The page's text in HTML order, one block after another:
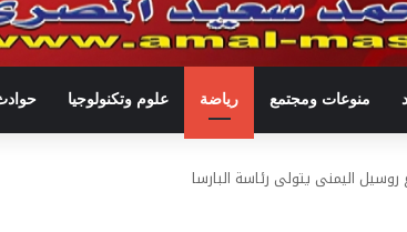
منوعات ومجتمع رياضة علوم وتكنولوجيا
روسيل اليمنى يتولى رئاسة البارسا